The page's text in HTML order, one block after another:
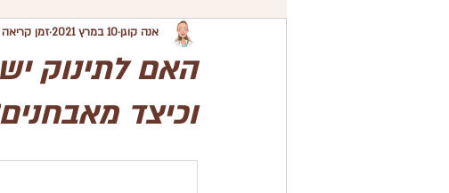
תזונת התינוק תזונת הפעוט
גמילה מחיתולים מיניות סקירת
האם לתינוק
וכיצד
אנה קוגן10 במרץ 2021 זמן קריאה 3 דקות